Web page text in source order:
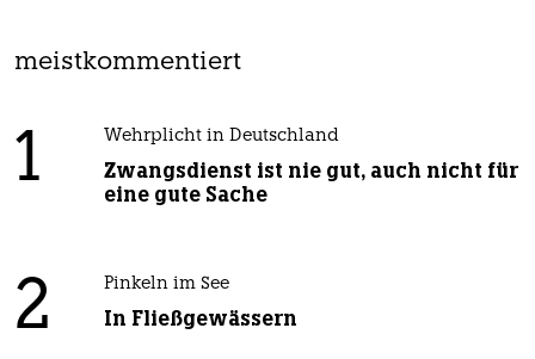
meistkommentiert
1 Wehrplicht in Deutschland
Zwangsdienst ist nie gut, auch nicht für
eine gute Sache
2 Pinkeln im See
In Fließgewässern